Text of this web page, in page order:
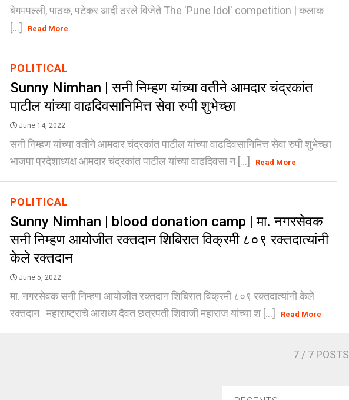
बेगमपल्ली, पाठक, पटेकर आदी ठरले विजेते The 'Pune Idol' competition | कलाक
[...]
Read More
POLITICAL
Sunny Nimhan | सनी निम्हण यांच्या वतीने आमदार चंद्रकांत
पाटील यांच्या वाढदिवसानिमित्त सेवा रुपी शुभेच्छा
June 14, 2022
सनी निम्हण यांच्या वतीने आमदार चंद्रकांत पाटील यांच्या वाढदिवसानिमित्त सेवा रुपी शुभेच्छा
भाजपा प्रदेशाध्यक्ष आमदार चंद्रकांत पाटील यांच्या वाढदिवसा न [...]
Read More
POLITICAL
Sunny Nimhan | blood donation camp | मा. नगरसेवक
सनी निम्हण आयोजीत रक्तदान शिबिरात विक्रमी ८०९ रक्तदात्यांनी
केले रक्तदान
June 5, 2022
मा. नगरसेवक सनी निम्हण आयोजीत रक्तदान शिबिरात विक्रमी ८०९ रक्तदात्यांनी केले
रक्तदान महाराष्ट्राचे आराध्य दैवत छत्रपती शिवाजी महाराज यांच्या श [...]
Read More
7 / 7 POSTS